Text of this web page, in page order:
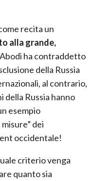
recita un
alla grande,
ha contraddetto
della Russia
al contrario,
della Russia hanno
esempio
dei
occidentale!
criterio venga
quanto sia